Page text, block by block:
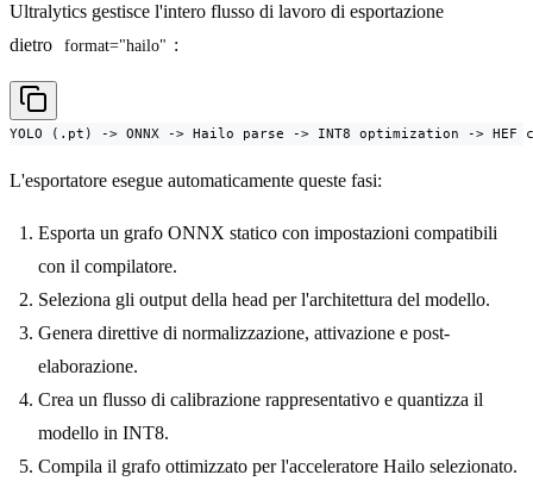
Ultralytics gestisce l'intero flusso di lavoro di esportazione
dietro
format="hailo" :
YOLO (.pt) -> ONNX -> Hailo parse -> INT8 optimization -> HEF
L'esportatore esegue automaticamente queste fasi:
Esporta un grafo ONNX statico con impostazioni compatibili
con il compilatore.
Seleziona gli output della head per l'architettura del modello.
Genera direttive di normalizzazione, attivazione e post-
elaborazione.
Crea un flusso di calibrazione rappresentativo e quantizza il
modello in INT8.
Compila il grafo ottimizzato per l'acceleratore Hailo selezionato.